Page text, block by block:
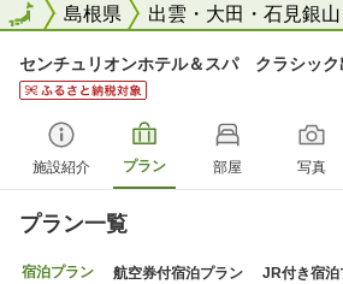
全国島根県 出雲・大田・石見銀山
全国
センチュリオンホテル＆スパ クラシック
施設紹介 プラン 部屋 写真
プラン一覧
宿泊プラン 航空券付宿泊プラン JR付き宿泊